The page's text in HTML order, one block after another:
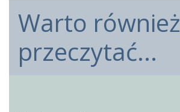
Warto również
przeczytać...